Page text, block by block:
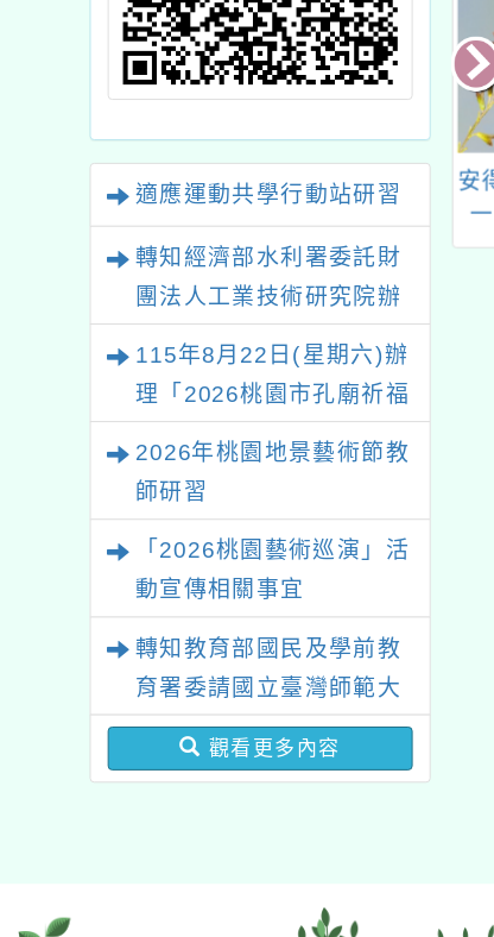
適應運動共學行動站研習
轉知經濟部水利署委託財
團法人工業技術研究院辦
績優單位及節水達人選拔
活動」
115年8月22日(星期六)辦
理「2026桃園市孔廟祈福
系列活動—儒門初開 智慧
啟航」
2026年桃園地景藝術節教
師研習
「2026桃園藝術巡演」活
動宣傳相關事宜
轉知教育部國民及學前教
育署委請國立臺灣師範大
學辦理「114至115年度
健康促進學校輔導計畫師
觀看更多內容
SDGs Talk
中原大學兒童夏令營
安